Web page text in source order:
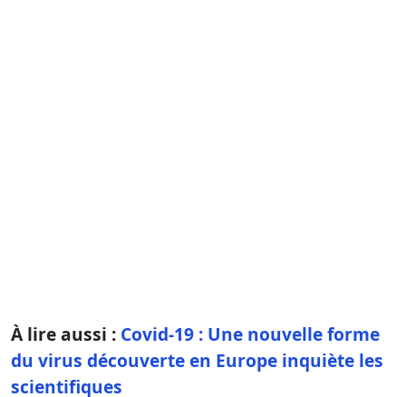
À lire aussi : Covid-19 : Une nouvelle forme
du virus découverte en Europe inquiète les
scientifiques